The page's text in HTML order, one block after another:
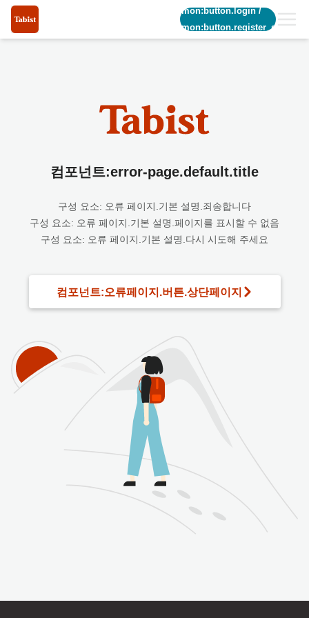
common:button.login/
common:button.register_short
컴포넌트:error-page.default.title
구성 요소: 오류 페이지.기본 설명.죄송합니다
구성 요소: 오류 페이지.기본 설명.페이지를 표시할 수 없음
구성 요소: 오류 페이지.기본 설명.다시 시도해 주세요
컴포넌트:오류페이지.버튼.상단페이지